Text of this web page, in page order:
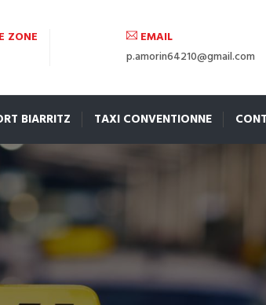
ZONE
EMAIL
p.amorin64210@gmail.com
BIARRITZ TAXI CONVENTIONNE